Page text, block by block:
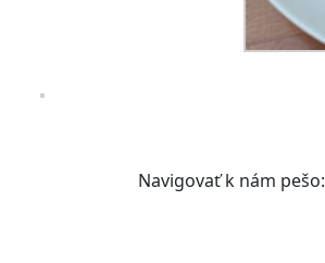
Navigovať k nám pešo: